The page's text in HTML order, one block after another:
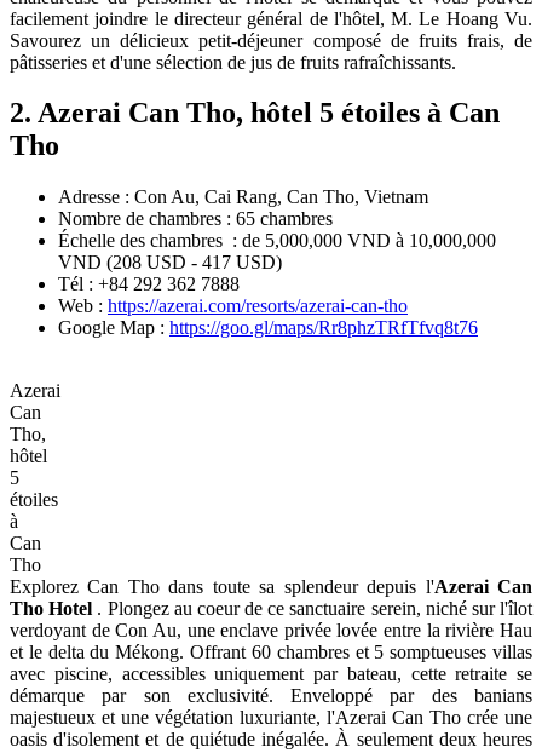
facilement joindre le directeur général de l'hôtel, M. Le Hoang Vu.
Savourez un délicieux petit-déjeuner composé de fruits frais, de
pâtisseries et d'une sélection de jus de fruits rafraîchissants.
2. Azerai Can Tho, hôtel 5 étoiles à Can
Tho
Adresse : Con Au, Cai Rang, Can Tho, Vietnam
Nombre de chambres : 65 chambres
Échelle des chambres : de 5,000,000 VND à 10,000,000
VND (208 USD - 417 USD)
Tél : +84 292 362 7888
Web : https://azerai.com/resorts/azerai-can-tho
Google Map : https://goo.gl/maps/Rr8phzTRfTfvq8t76
Azerai
Can
Tho,
hôtel
5
étoiles
à
Can
Tho
Explorez Can Tho dans toute sa splendeur depuis l'Azerai Can
Tho Hotel . Plongez au coeur de ce sanctuaire serein, niché sur l'îlot
verdoyant de Con Au, une enclave privée lovée entre la rivière Hau
et le delta du Mékong. Offrant 60 chambres et 5 somptueuses villas
avec piscine, accessibles uniquement par bateau, cette retraite se
démarque par son exclusivité. Enveloppé par des banians
majestueux et une végétation luxuriante, l'Azerai Can Tho crée une
oasis d'isolement et de quiétude inégalée. À seulement deux heures